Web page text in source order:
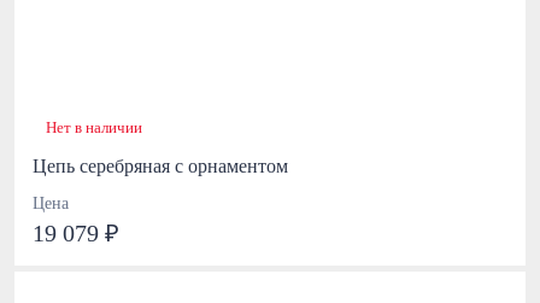
Нет в наличии
Цепь серебряная с орнаментом
Цена
19 079 ₽